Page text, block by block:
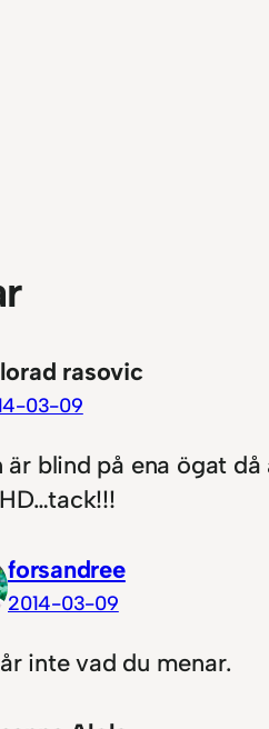
rasovic
03-09
är blind på ena ögat
forsandree
2014-03-09
inte vad du menar.